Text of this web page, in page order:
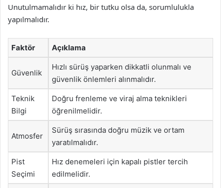
Unutulmamalıdır ki hız, bir tutku olsa da, sorumlulukla
yapılmalıdır.
Faktör Açıklama
Güvenlik
Hızlı sürüş yaparken dikkatli olunmalı ve
güvenlik önlemleri alınmalıdır.
Teknik
Bilgi
Doğru frenleme ve viraj alma teknikleri
öğrenilmelidir.
Atmosfer
Sürüş sırasında doğru müzik ve ortam
yaratılmalıdır.
Pist
Seçimi
Hız denemeleri için kapalı pistler tercih
edilmelidir.